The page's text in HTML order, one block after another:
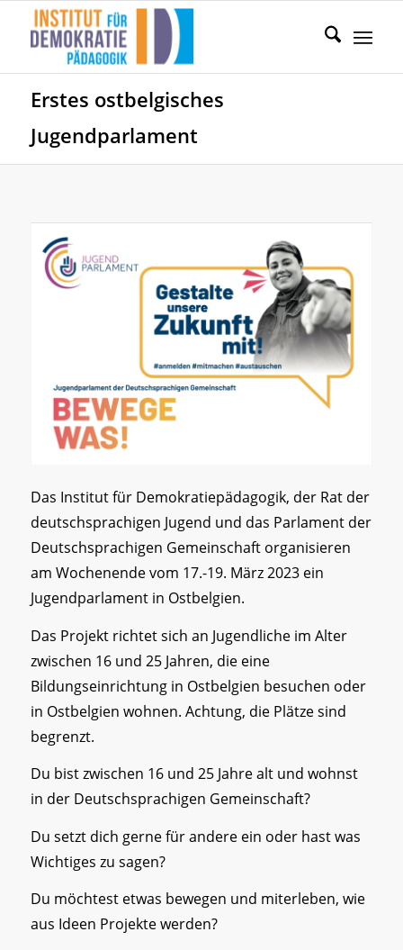
Erstes ostbelgisches
Jugendparlament
Das Institut für Demokratiepädagogik, der Rat der
deutschsprachigen Jugend und das Parlament der
Deutschsprachigen Gemeinschaft organisieren
am Wochenende vom 17.-19. März 2023 ein
Jugendparlament in Ostbelgien.
Das Projekt richtet sich an Jugendliche im Alter
zwischen 16 und 25 Jahren, die eine
Bildungseinrichtung in Ostbelgien besuchen oder
in Ostbelgien wohnen. Achtung, die Plätze sind
begrenzt.
Du bist zwischen 16 und 25 Jahre alt und wohnst
in der Deutschsprachigen Gemeinschaft?
Du setzt dich gerne für andere ein oder hast was
Wichtiges zu sagen?
Du möchtest etwas bewegen und miterleben, wie
aus Ideen Projekte werden?